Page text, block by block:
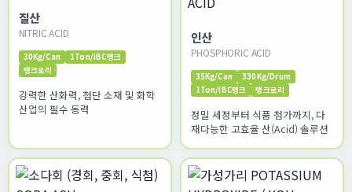
질산
NITRIC ACID
30Kg/Can
1Ton/IBC탱크
탱크로리
강력한 산화력, 첨단 소재 및 화학
산업의 필수 동력
인산
PHOSPHORIC ACID
35Kg/Can
330Kg/Drum
1Ton/IBC탱크
탱크로리
정밀 세정부터 식품 첨가까지, 다
재다능한 고효율 산(Acid) 솔루션